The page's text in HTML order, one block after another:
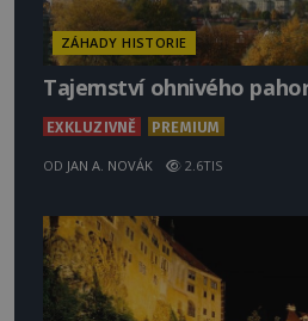
ZÁHADY HISTORIE
Tajemství ohnivého
EXKLUZIVNĚ PREMIUM
OD JAN A. NOVÁK 2.6TIS